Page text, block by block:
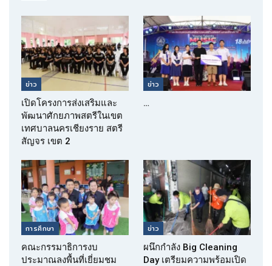
ข่าว
เปิดโครงการส่งเสริมและ
พัฒนาศักยภาพสตรีในเขต
เทศบาลนครเชียงราย สตรี
สัญจร เขต 2
ข่าว
…
การศึกษา
คณะกรรมาธิการงบ
ประมาณลงพื้นที่เยี่ยมชม
ข่าว
ผนึกกำลัง Big Cleaning
Day เตรียมความพร้อมเปิด